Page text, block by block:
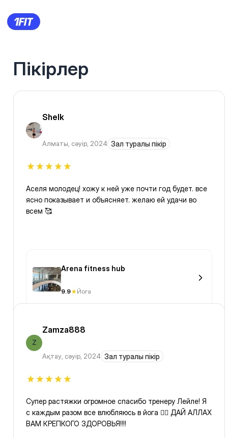
Пікірлер
Shelk
Алматы, сәуір, 2024 Зал туралы пікір
Аселя молодец! хожу к ней уже почти год будет. все
ясно показывает и объясняет. желаю ей удачи во
всем 🥰
Arena fitness hub
9.9 Йога
Z
Zamza888
Ақтау, сәуір, 2024 Зал туралы пікір
Супер растяжки огромное спасибо тренеру Лейле! Я
с каждым разом все влюбляюсь в йога 🧘‍♂️ ДАЙ АЛЛАХ
ВАМ КРЕПКОГО ЗДОРОВЬЯ!!!!